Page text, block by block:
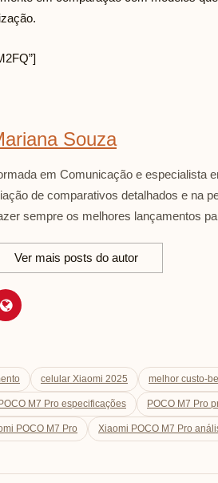
Souza
em Comunicação e especialista
de comparativos detalhados e na
sempre os melhores lançamentos
Ver mais posts do autor
celular Xiaomi 2025 melhor custo-
POCO M7 Pro especificações POCO M7 Pro
POCO M7 Pro Xiaomi POCO M7 Pro